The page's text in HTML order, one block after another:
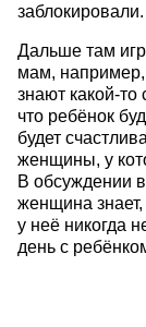
Дальше там
мам, например,
знают какой-то
что ребёнок
будет
женщины, у
В обсуждении
женщина знает,
у неё никогда
день с